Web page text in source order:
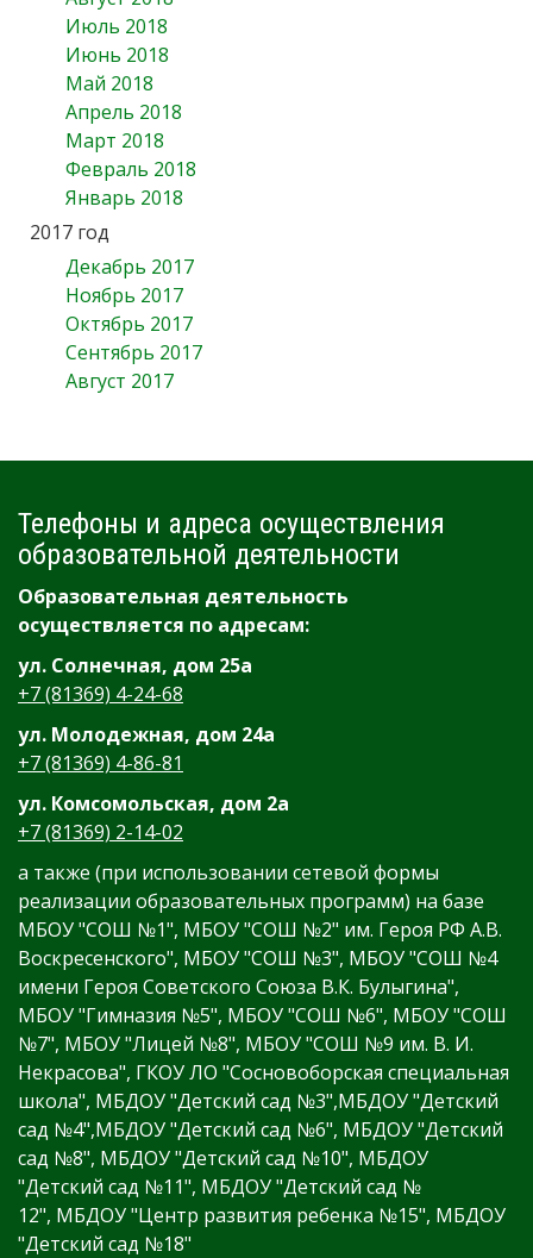
Июль 2018
Июнь 2018
Май 2018
Апрель 2018
Март 2018
Февраль 2018
Январь 2018
2017 год
Декабрь 2017
Ноябрь 2017
Октябрь 2017
Сентябрь 2017
Август 2017
Телефоны и адреса осуществления
образовательной деятельности
Образовательная деятельность
осуществляется по адресам:
ул. Солнечная, дом 25а
+7 (81369) 4-24-68
ул. Молодежная, дом 24а
+7 (81369) 4-86-81
ул. Комсомольская, дом 2а
+7 (81369) 2-14-02
а также (при использовании сетевой формы
реализации образовательных программ) на базе
МБОУ "СОШ №1", МБОУ "СОШ №2" им. Героя РФ А.В.
Воскресенского", МБОУ "СОШ №3", МБОУ "СОШ №4
имени Героя Советского Союза В.К. Булыгина",
МБОУ "Гимназия №5", МБОУ "СОШ №6", МБОУ "СОШ
№7", МБОУ "Лицей №8", МБОУ "СОШ №9 им. В. И.
Некрасова", ГКОУ ЛО "Сосновоборская специальная
школа", МБДОУ "Детский сад №3",МБДОУ "Детский
сад №4",МБДОУ "Детский сад №6", МБДОУ "Детский
сад №8", МБДОУ "Детский сад №10", МБДОУ
"Детский сад №11", МБДОУ "Детский сад №
12", МБДОУ "Центр развития ребенка №15", МБДОУ
"Детский сад №18"